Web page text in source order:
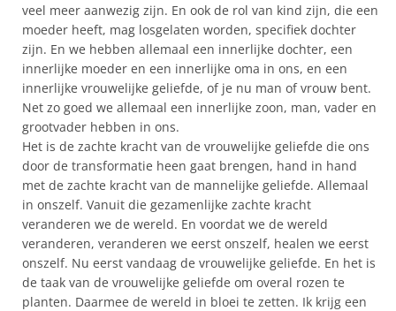
veel meer aanwezig zijn. En ook de rol van kind zijn, die een
moeder heeft, mag losgelaten worden, specifiek dochter
zijn. En we hebben allemaal een innerlijke dochter, een
innerlijke moeder en een innerlijke oma in ons, en een
innerlijke vrouwelijke geliefde, of je nu man of vrouw bent.
Net zo goed we allemaal een innerlijke zoon, man, vader en
grootvader hebben in ons.
Het is de zachte kracht van de vrouwelijke geliefde die ons
door de transformatie heen gaat brengen, hand in hand
met de zachte kracht van de mannelijke geliefde. Allemaal
in onszelf. Vanuit die gezamenlijke zachte kracht
veranderen we de wereld. En voordat we de wereld
veranderen, veranderen we eerst onszelf, healen we eerst
onszelf. Nu eerst vandaag de vrouwelijke geliefde. En het is
de taak van de vrouwelijke geliefde om overal rozen te
planten. Daarmee de wereld in bloei te zetten. Ik krijg een